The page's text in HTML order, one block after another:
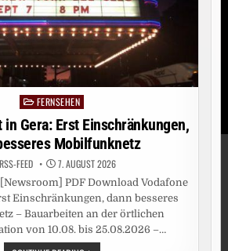
Posted
in
FERNSEHEN
Gera: Erst Einschränkungen,
Mobilfunknetz
RSS-FEED 7. AUGUST 2026
PDF Download Vodafone
Einschränkungen, dann besseres
– Bauarbeiten an der örtlichen
von 10.08. bis 25.08.2026 –…